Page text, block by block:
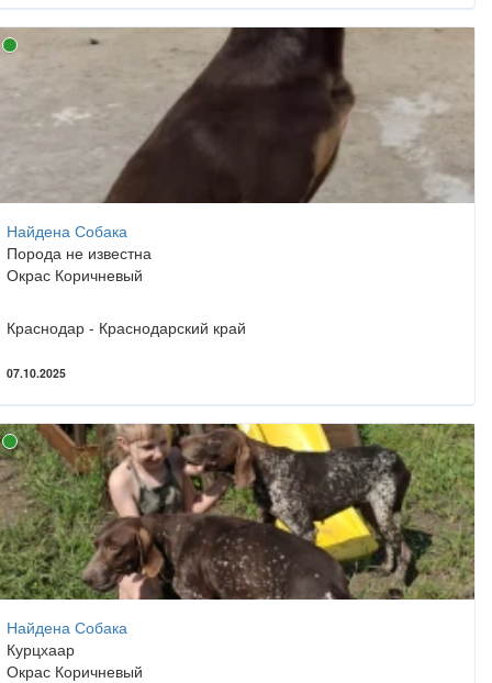
Найдена Собака
Порода не известна
Окрас Коричневый
Краснодар - Краснодарский край
07.10.2025
Найдена Собака
Курцхаар
Окрас Коричневый